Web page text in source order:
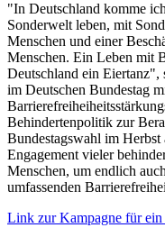
"In Deutschland komme
Sonderwelt leben, mit
Menschen und einer
Menschen. Ein Leben mit
Deutschland ein Eiertanz",
im Deutschen Bundestag
Behindertenpolitik zur
Bundestagswahl im
Engagement vieler
Menschen, um endlich
umfassenden
Link zur Kampagne für ein